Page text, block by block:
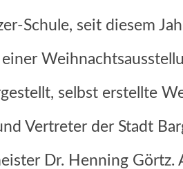
Schule, seit diesem
selbst erstellte
Vertreter der Stadt
Dr. Henning Görtz.